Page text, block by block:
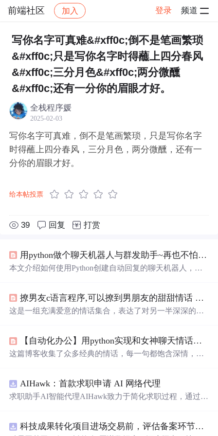
前端社区 加入 登录 频道
社区 前端社区 感慨 帖子详情
写你名字可真难&#xff0c;倒不是笔画繁琐
&#xff0c;只是写你名字时得蘸上四分春风
&#xff0c;三分月色&#xff0c;两分微醺
&#xff0c;还有一分你的眉眼才好。
全栈程序媛
2025-02-03
写你名字可真难，倒不是笔画繁琐，只是写你名字
时得蘸上四分春风，三分月色，两分微醺，还有一
分你的眉眼才好。
给本帖投票
39 回复 打赏
用python做个聊天机器人与群发助手~再也不怕没时间回女友，闺蜜被胖揍了~
本文介绍如何使用Python创建自动回复的聊天机器人，包
撩男友c语言程序,可以撩到男朋友的甜甜情话 撩到男生心动的情话大全
这是一组充满爱意的情话集合，表达了对另一半深深的喜
说着陪伴、守护和无尽的爱恋。
【自动化办公】用python实现和女神聊天情话对白，聊天机器人
这篇博客收集了众多经典的情话，每一句都饱含深情，从
着对心上人的深深眷恋和无尽思念。无论是在寂静的夜晚
还是热闹的街头，它们都能触动心底最柔软的部分，让人
AIHawk：首款求职申请 AI 网络代理
求职助手AI智能代理AIHawk致力于简化求职过程，通过自
科技成果转化项目进场交易前，评估备案环节需要准备哪些材料？.docx